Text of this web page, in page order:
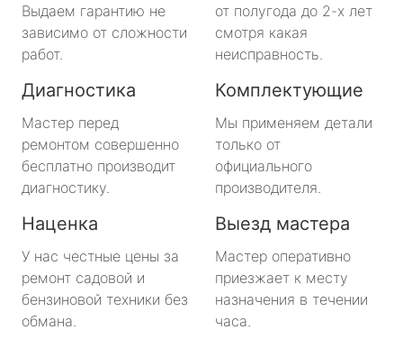
Выдаем гарантию не
зависимо от сложности
работ.
от полугода до 2-х лет
смотря какая
неисправность.
Диагностика
Мастер перед
ремонтом совершенно
бесплатно производит
диагностику.
Комплектующие
Мы применяем детали
только от
официального
производителя.
Наценка
У нас честные цены за
ремонт садовой и
бензиновой техники без
обмана.
Выезд мастера
Мастер оперативно
приезжает к месту
назначения в течении
часа.